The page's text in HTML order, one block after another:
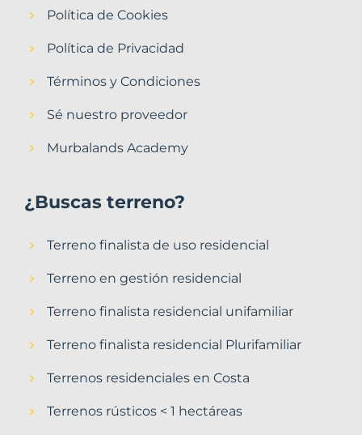
Política de Cookies
Política de Privacidad
Términos y Condiciones
Sé nuestro proveedor
Murbalands Academy
¿Buscas terreno?
Terreno finalista de uso residencial
Terreno en gestión residencial
Terreno finalista residencial unifamiliar
Terreno finalista residencial Plurifamiliar
Terrenos residenciales en Costa
Terrenos rústicos < 1 hectáreas